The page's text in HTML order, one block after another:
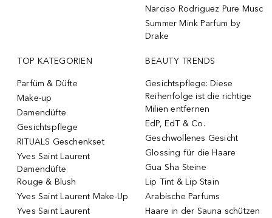
Narciso Rodriguez Pure Musc
Summer Mink Parfum by
Drake
TOP KATEGORIEN
Parfüm & Düfte
Make-up
Damendüfte
Gesichtspflege
RITUALS Geschenkset
Yves Saint Laurent
Damendüfte
Rouge & Blush
Yves Saint Laurent Make-Up
Yves Saint Laurent
BEAUTY TRENDS
Gesichtspflege: Diese
Reihenfolge ist die richtige
Milien entfernen
EdP, EdT & Co.
Geschwollenes Gesicht
Glossing für die Haare
Gua Sha Steine
Lip Tint & Lip Stain
Arabische Parfums
Haare in der Sauna schützen